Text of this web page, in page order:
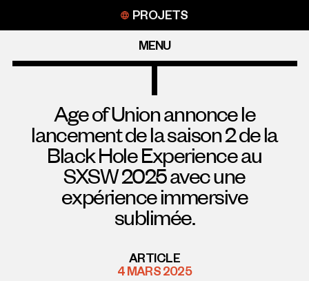
contenu
MENU
PROJETS
Age of Union annonce le
lancement de la saison 2 de la
Black Hole Experience au
SXSW 2025 avec une
expérience immersive
sublimée.
ARTICLE
4 MARS 2025